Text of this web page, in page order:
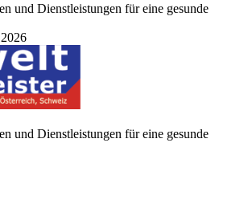
und Dienstleistungen für eine gesunde
und Dienstleistungen für eine gesunde